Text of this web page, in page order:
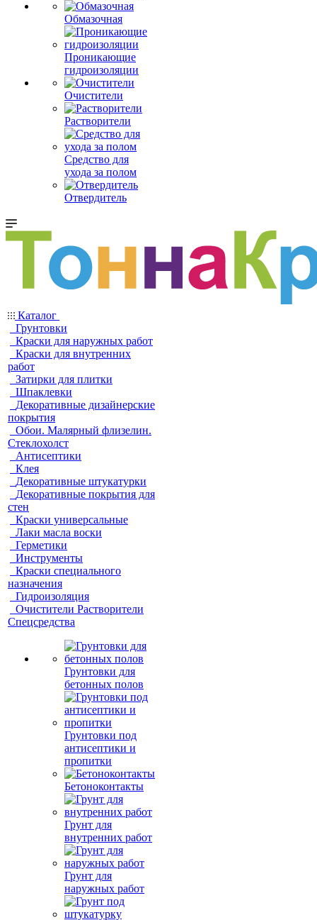
Обмазочная
Проникающие
гидроизоляции
Очистители
Растворители
Средство для
ухода за полом
Отвердитель
Каталог
Грунтовки
Краски для наружных работ
Краски для внутренних
работ
Затирки для плитки
Шпаклевки
Декоративные дизайнерские
покрытия
Обои. Малярный флизелин.
Стеклохолст
Антисептики
Клея
Декоративные штукатурки
Декоративные покрытия для
стен
Краски универсальные
Лаки масла воски
Герметики
Инструменты
Краски специального
назначения
Гидроизоляция
Очистители Растворители
Спецсредства
Грунтовки для
бетонных полов
Грунтовки под
антисептики и
пропитки
Бетоноконтакты
Грунт для
внутренних работ
Грунт для
наружных работ